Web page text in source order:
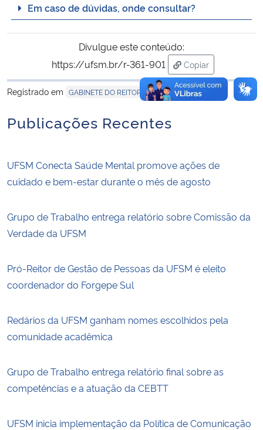
Em caso de dúvidas, onde consultar?
Divulgue este conteúdo:
https://ufsm.br/r-361-901
Copiar
para área de
Registrado em GABINETE DO REITOR
Publicações Recentes
UFSM Conecta Saúde Mental promove ações de
cuidado e bem-estar durante o mês de agosto
Grupo de Trabalho entrega relatório sobre Comissão da
Verdade da UFSM
Pró-Reitor de Gestão de Pessoas da UFSM é eleito
coordenador do Forgepe Sul
Redários da UFSM ganham nomes escolhidos pela
comunidade acadêmica
Grupo de Trabalho entrega relatório final sobre as
competências e a atuação da CEBTT
UFSM inicia implementação da Política de Comunicação